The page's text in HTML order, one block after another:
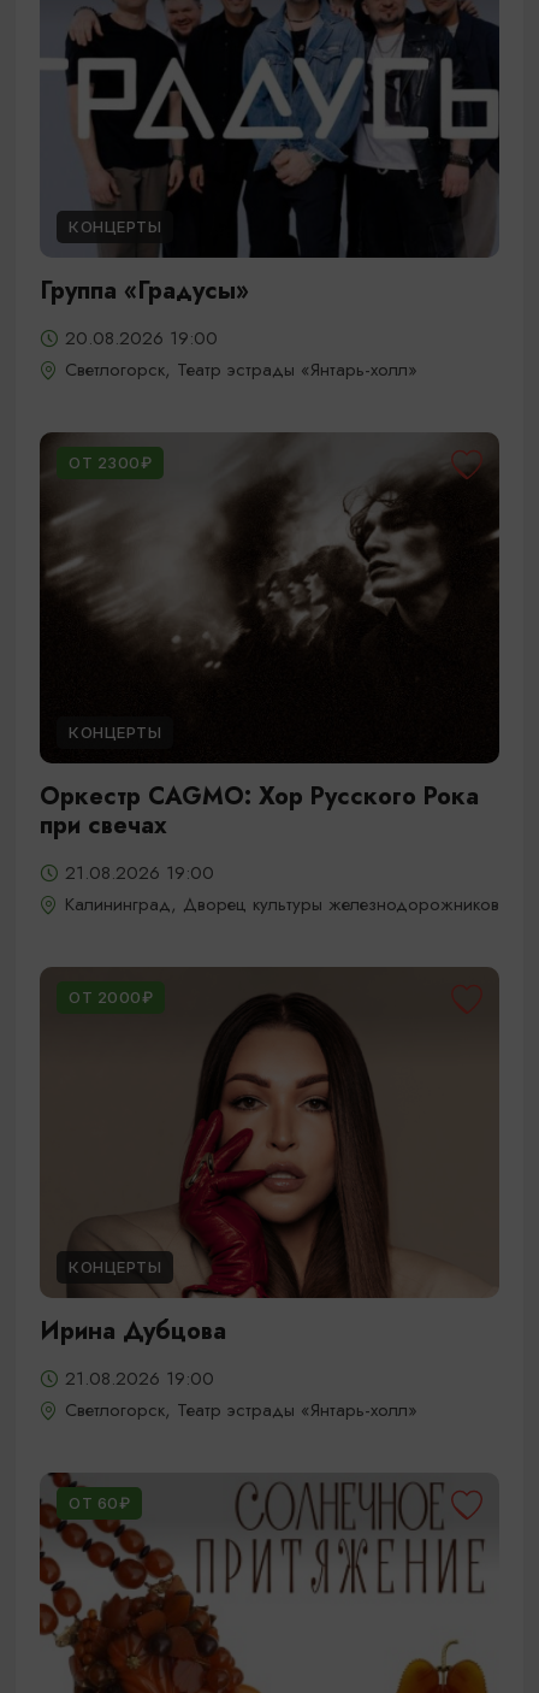
КОНЦЕРТЫ
Группа «Градусы»
20.08.2026 19:00
Светлогорск, Театр эстрады «Янтарь-холл»
ОТ 2300₽
КОНЦЕРТЫ
Оркестр CAGMO: Хор Русского Рока
при свечах
21.08.2026 19:00
Калининград, Дворец культуры железнодорожников
ОТ 2000₽
КОНЦЕРТЫ
Ирина Дубцова
21.08.2026 19:00
Светлогорск, Театр эстрады «Янтарь-холл»
ОТ 60₽